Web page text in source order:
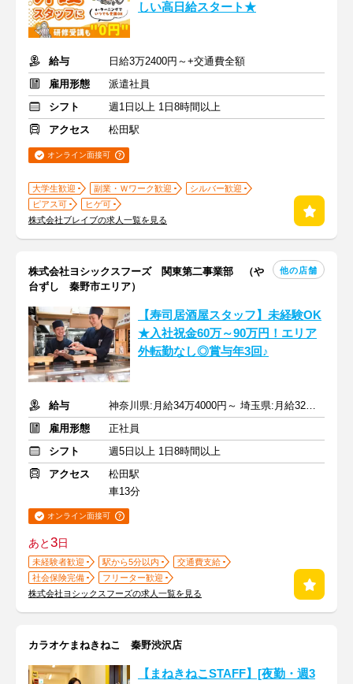
しい高日給スタート★
給与
日給3万2400円～+交通費全額
雇用形態
派遣社員
シフト
週1日以上 1日8時間以上
アクセス
松田駅
オンライン面接可
大学生歓迎 副業・Ｗワーク歓迎
シルバー歓迎
ピアス可
ヒゲ可
株式会社ブレイブの求人一覧を見る
株式会社ヨシックスフーズ 関東第二事業部 （や
台ずし 秦野市エリア）
他の店舗
【寿司居酒屋スタッフ】未経験OK
★入社祝金60万～90万円！エリア
外転勤なし◎賞与年3回♪
給与
神奈川県:月給34万4000円～ 埼玉県:月給32万3000円～
雇用形態
正社員
シフト
週5日以上 1日8時間以上
アクセス
松田駅
車13分
オンライン面接可
あと3日
未経験者歓迎 駅から5分以内
交通費支給
社会保険完備
フリーター歓迎
株式会社ヨシックスフーズの求人一覧を見る
カラオケまねきねこ 秦野渋沢店
【まねきねこSTAFF】[夜勤・週3